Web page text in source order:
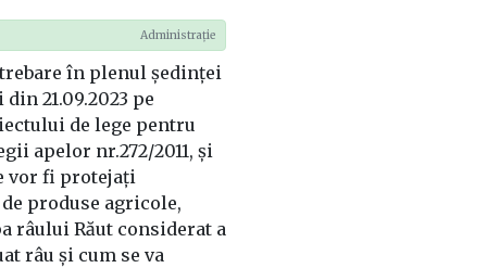
Administrație
în plenul ședinței
21.09.2023 pe
de lege pentru
apelor nr.272/2011, și
vor fi protejați
produse agricole,
râului Răut considerat a
râu și cum se va